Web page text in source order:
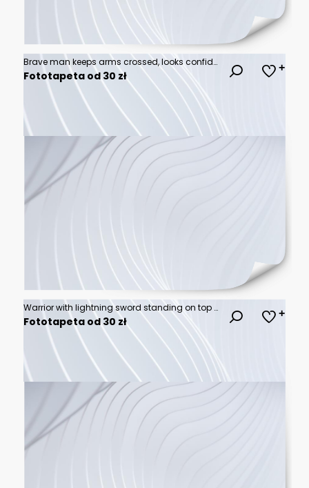
Brave man keeps arms crossed, looks confident, casting a superhero with cape shadow on the wall. Ambition and business success concept. Leadership hero power, motivation and inner strength symbol.
Fototapeta od 30 zł
Warrior with lightning sword standing on top of water raining and clouds in the background
Fototapeta od 30 zł